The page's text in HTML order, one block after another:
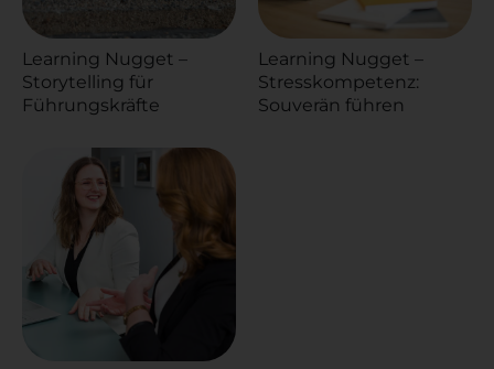
Learning Nugget –
Storytelling für
Führungskräfte
Learning Nugget –
Stresskompetenz:
Souverän führen